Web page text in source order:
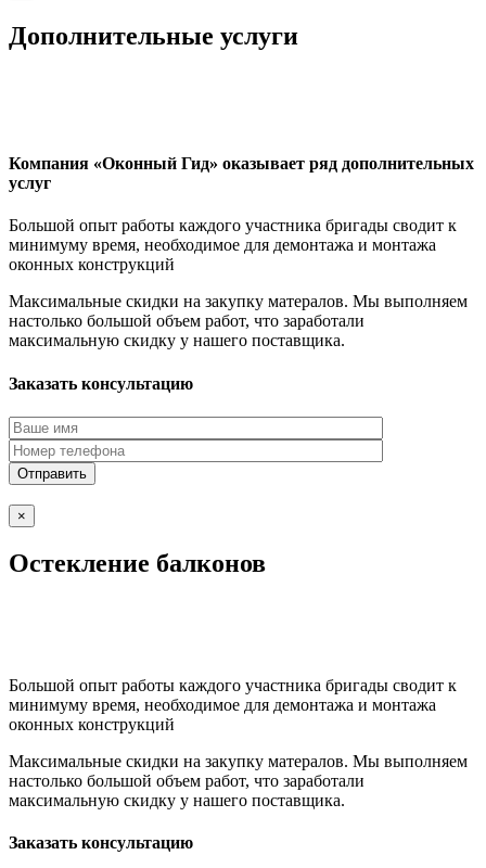
Дополнительные услуги
Компания «Оконный Гид» оказывает ряд дополнительных
услуг
Большой опыт работы каждого участника бригады сводит к
минимуму время, необходимое для демонтажа и монтажа
оконных конструкций
Максимальные скидки на закупку матералов. Мы выполняем
настолько большой объем работ, что заработали
максимальную скидку у нашего поставщика.
Заказать консультацию
×
Остекление балконов
Большой опыт работы каждого участника бригады сводит к
минимуму время, необходимое для демонтажа и монтажа
оконных конструкций
Максимальные скидки на закупку матералов. Мы выполняем
настолько большой объем работ, что заработали
максимальную скидку у нашего поставщика.
Заказать консультацию